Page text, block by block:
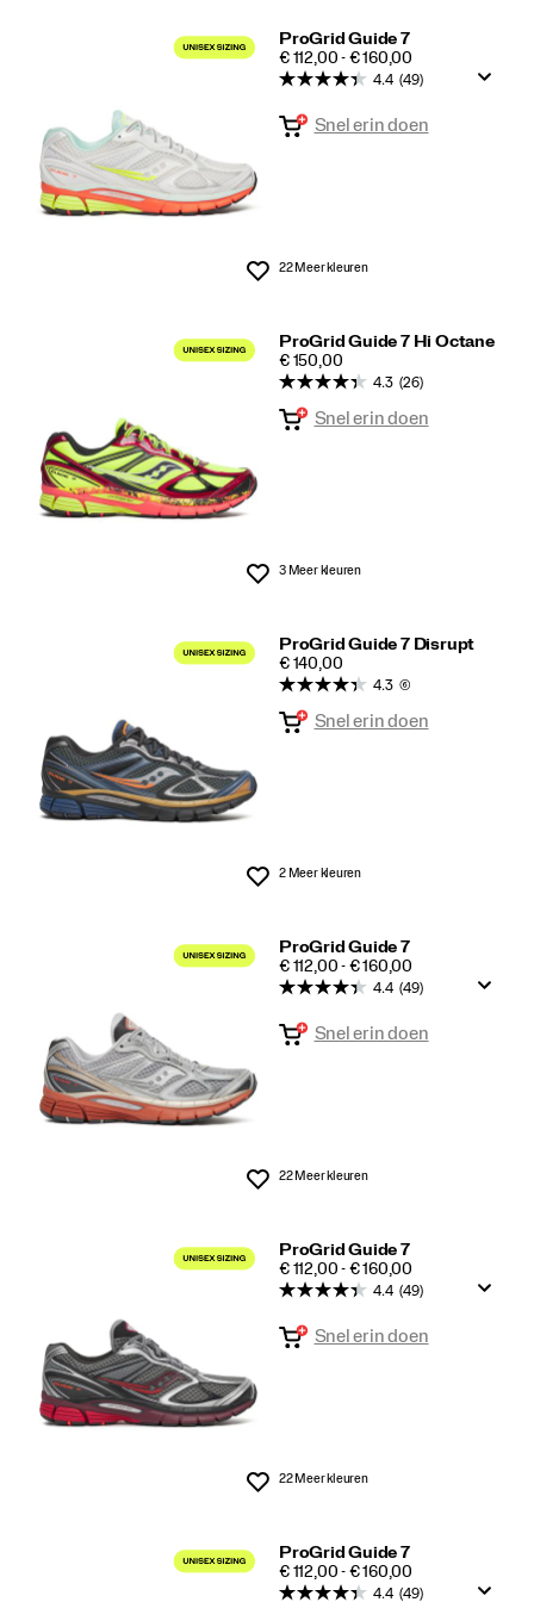
ProGrid Guide 7
PRICE
€ 112,00 - € 160,00
Wenslijst
4.4 (49)
Snel erin doen
22 Meer kleuren
ProGrid Guide 7 Hi Octane
PRICE
€ 150,00
Wenslijst
4.3 (26)
Snel erin doen
3 Meer kleuren
ProGrid Guide 7 Disrupt
PRICE
€ 140,00
Wenslijst
4.3 (6)
Snel erin doen
2 Meer kleuren
ProGrid Guide 7
PRICE
€ 112,00 - € 160,00
Wenslijst
4.4 (49)
Snel erin doen
22 Meer kleuren
ProGrid Guide 7
PRICE
€ 112,00 - € 160,00
Wenslijst
4.4 (49)
Snel erin doen
22 Meer kleuren
ProGrid Guide 7
PRICE
€ 112,00 - € 160,00
4.4 (49)